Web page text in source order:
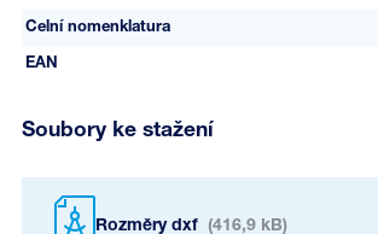
Celní nomenklatura
EAN
Soubory ke stažení
Rozměry dxf (416,9 kB)